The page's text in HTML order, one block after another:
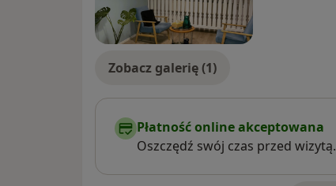
Zobacz galerię (1)
Płatność online akceptowana
Oszczędź swój czas przed wizytą.